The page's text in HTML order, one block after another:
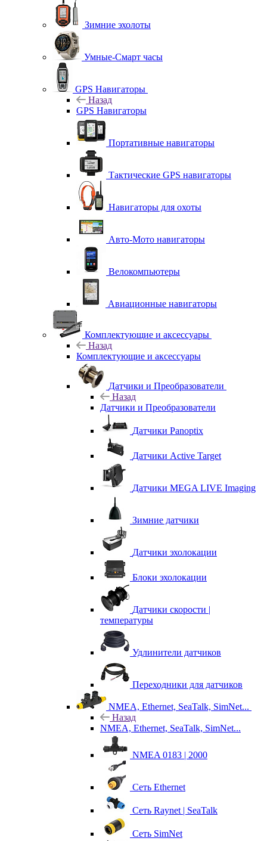
Зимние эхолоты
Умные-Смарт часы
GPS Навигаторы
Назад
GPS Навигаторы
Портативные навигаторы
Тактические GPS навигаторы
Навигаторы для охоты
Авто-Мото навигаторы
Велокомпьютеры
Авиационные навигаторы
Комплектующие и аксессуары
Назад
Комплектующие и аксессуары
Датчики и Преобразователи
Назад
Датчики и Преобразователи
Датчики Panoptix
Датчики Active Target
Датчики MEGA LIVE Imaging
Зимние датчики
Датчики эхолокации
Блоки эхолокации
Датчики скорости |
температуры
Удлинители датчиков
Переходники для датчиков
NMEA, Ethernet, SeaTalk, SimNet...
Назад
NMEA, Ethernet, SeaTalk, SimNet...
NMEA 0183 | 2000
Сеть Ethernet
Сеть Raynet | SeaTalk
Сеть SimNet